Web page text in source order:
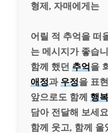
형제, 자매에게는
어릴 적 추억을 떠
는 메시지가 좋습
함께 했던 추억 을
애정과 우정을 표
앞으로도 함께 행복
담아 전달해 보세
함께 웃고, 함께 울